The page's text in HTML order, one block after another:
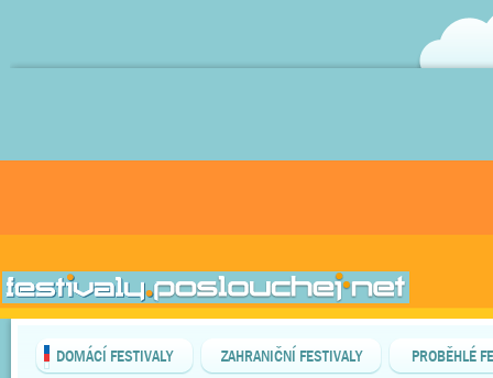
DOMÁCÍ FESTIVALY ZAHRANIČNÍ FESTIVALY PROBĚHLÉ